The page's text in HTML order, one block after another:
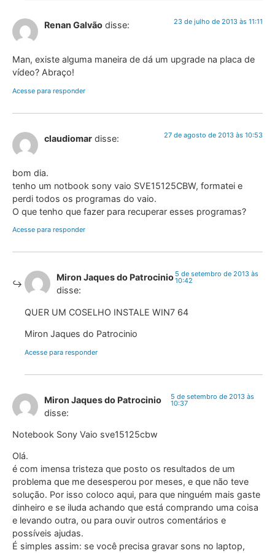
Renan Galvão disse: 23 de julho de 2013 às 11:11
Man, existe alguma maneira de dá um upgrade na placa de
vídeo? Abraço!
Acesse para responder
claudiomar disse: 27 de agosto de 2013 às 10:53
bom dia.
tenho um notbook sony vaio SVE15125CBW, formatei e
perdi todos os programas do vaio.
O que tenho que fazer para recuperar esses programas?
Acesse para responder
Miron Jaques do Patrocinio
disse:
5 de setembro de 2013 às
10:42
QUER UM COSELHO INSTALE WIN7 64
Miron Jaques do Patrocinio
Acesse para responder
Miron Jaques do Patrocinio
disse:
5 de setembro de 2013 às
10:37
Notebook Sony Vaio sve15125cbw
Olá.
é com imensa tristeza que posto os resultados de um
problema que me desesperou por meses, e que não teve
solução. Por isso coloco aqui, para que ninguém mais gaste
dinheiro e se iluda achando que está comprando uma coisa
e levando outra, ou para ouvir outros comentários e
possíveis ajudas.
É simples assim: se você precisa gravar sons no laptop,